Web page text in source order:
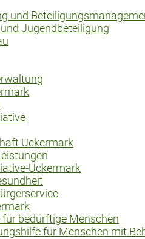
und
Jugendbeteiligung
Uckermark
Uckermark
bedürftige Menschen
für Menschen mit